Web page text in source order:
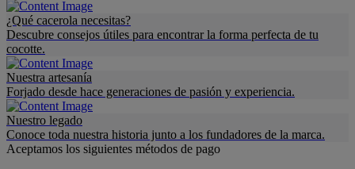
¿Qué cacerola necesitas?
Descubre consejos útiles para encontrar la forma perfecta de tu
cocotte.
Nuestra artesanía
Forjado desde hace generaciones de pasión y experiencia.
Nuestro legado
Conoce toda nuestra historia junto a los fundadores de la marca.
Aceptamos los siguientes métodos de pago